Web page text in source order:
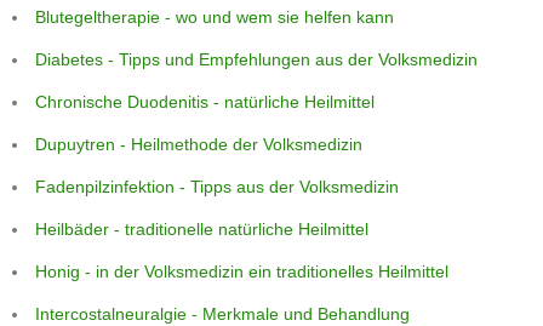
Blutegeltherapie - wo und wem sie helfen kann
Diabetes - Tipps und Empfehlungen aus der Volksmedizin
Chronische Duodenitis - natürliche Heilmittel
Dupuytren - Heilmethode der Volksmedizin
Fadenpilzinfektion - Tipps aus der Volksmedizin
Heilbäder - traditionelle natürliche Heilmittel
Honig - in der Volksmedizin ein traditionelles Heilmittel
Intercostalneuralgie - Merkmale und Behandlung